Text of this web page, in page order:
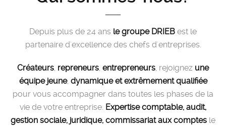
Depuis plus de 24 ans le groupe DRIEB est le
partenaire d'excellence des chefs d'entreprises.
Créateurs, repreneurs, entrepreneurs, rejoignez une
équipe jeune, dynamique et extrêmement qualifiée
pour vous accompagner dans toutes les phases de la
vie de votre entreprise. Expertise comptable, audit,
gestion sociale, juridique, commissariat aux comptes le